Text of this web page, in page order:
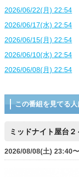
2026/06/22(月) 22:54
2026/06/17(水) 22:54
2026/06/15(月) 22:54
2026/06/10(水) 22:54
2026/06/08(月) 22:54
この番組を見てる
ミッドナイト屋台
2026/08/08(土) 23:40〜